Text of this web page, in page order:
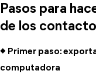
Pasos para
de los
◆ Primer paso:
computadora